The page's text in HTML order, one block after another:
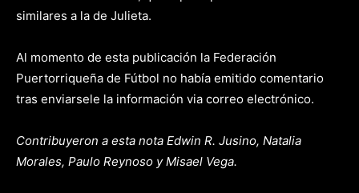
similares a la de Julieta.
Al momento de esta publicación la Federación
Puertorriqueña de Fútbol no había emitido comentario
tras enviarsele la información via correo electrónico.
Contribuyeron a esta nota Edwin R. Jusino, Natalia
Morales, Paulo Reynoso y Misael Vega.